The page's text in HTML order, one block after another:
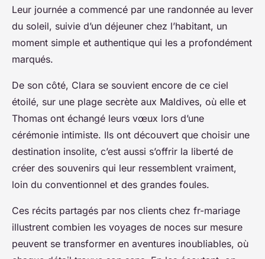
Leur journée a commencé par une randonnée au lever
du soleil, suivie d’un déjeuner chez l’habitant, un
moment simple et authentique qui les a profondément
marqués.
De son côté, Clara se souvient encore de ce ciel
étoilé, sur une plage secrète aux Maldives, où elle et
Thomas ont échangé leurs vœux lors d’une
cérémonie intimiste. Ils ont découvert que choisir une
destination insolite, c’est aussi s’offrir la liberté de
créer des souvenirs qui leur ressemblent vraiment,
loin du conventionnel et des grandes foules.
Ces récits partagés par nos clients chez fr-mariage
illustrent combien les voyages de noces sur mesure
peuvent se transformer en aventures inoubliables, où